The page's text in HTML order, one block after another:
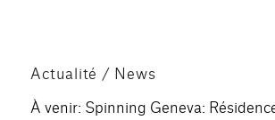
Actualité / News
À venir: Spinning Geneva: